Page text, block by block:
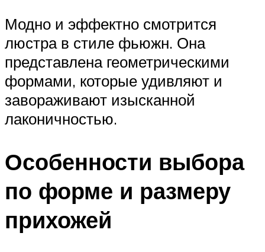
Модно и эффектно смотрится
люстра в стиле фьюжн. Она
представлена геометрическими
формами, которые удивляют и
завораживают изысканной
лаконичностью.
Особенности выбора
по форме и размеру
прихожей